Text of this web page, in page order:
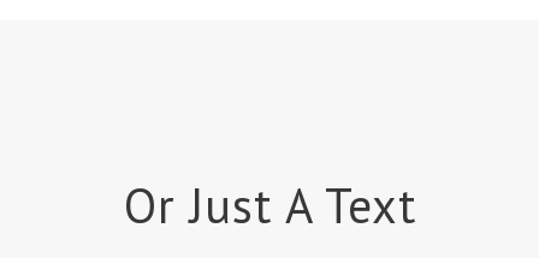
Or Just A Text